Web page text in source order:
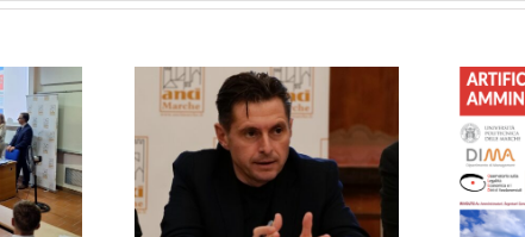
– Solidali col
le dimissioni
sempre una
per tutti
FORMAZIONE – Governare
l’Intelligenza Artificiale nelle
Pubbliche Amministrazioni